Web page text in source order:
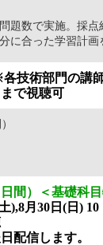
題数で実施。採点
に合った学習計画
技術部門の講
で視聴可
日間）＜基礎科
),8月30日(日) 10
配信します。